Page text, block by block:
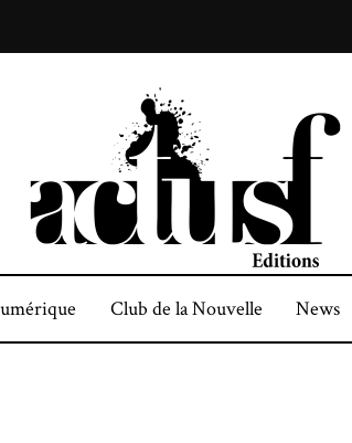
Club de la Nouvelle News